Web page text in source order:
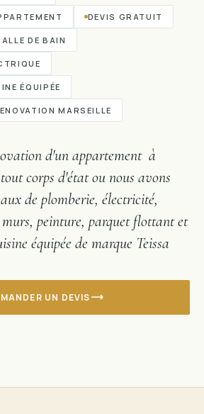
DEVIS GRATUIT
DE BAIN
ÉQUIPÉE
MARSEILLE
d'un appartement à
corps d'état ou nous avons
de plomberie, électricité,
peinture, parquet flottant et
équipée de marque Teissa
UN DEVIS